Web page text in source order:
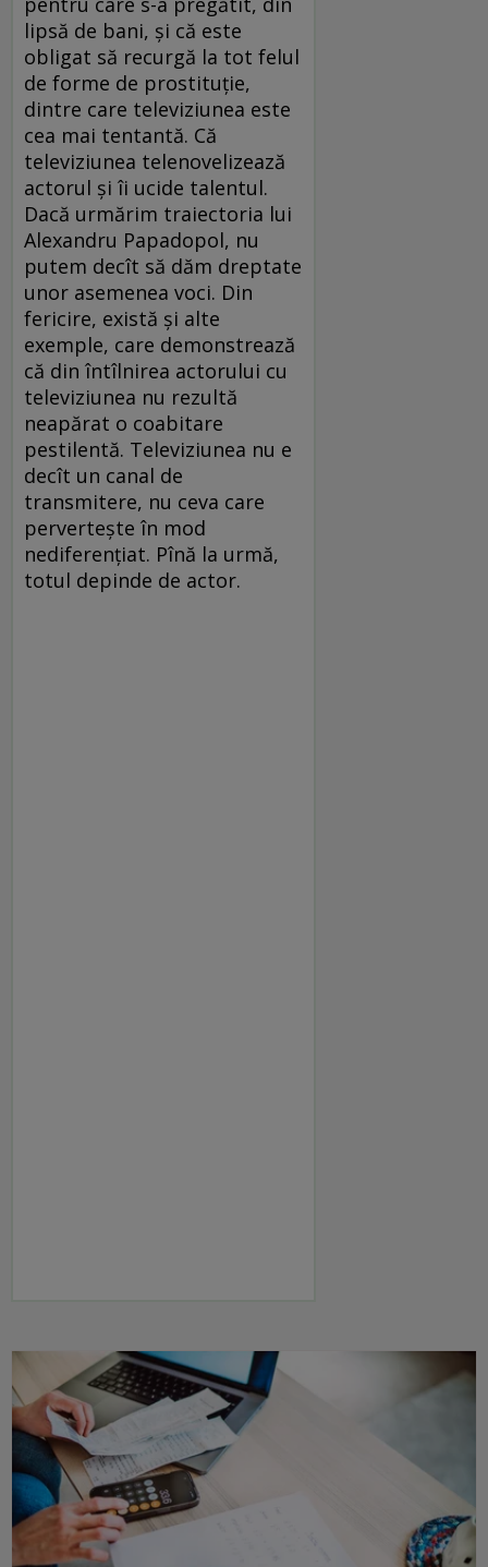
lipsă de bani, şi că este
obligat să recurgă la tot felul
de forme de prostituţie,
dintre care televiziunea este
cea mai tentantă. Că
televiziunea telenovelizează
actorul şi îi ucide talentul.
Dacă urmărim traiectoria lui
Alexandru Papadopol, nu
putem decît să dăm dreptate
unor asemenea voci. Din
fericire, există şi alte
exemple, care demonstrează
că din întîlnirea actorului cu
televiziunea nu rezultă
neapărat o coabitare
pestilentă. Televiziunea nu e
decît un canal de
transmitere, nu ceva care
perverteşte în mod
nediferenţiat. Pînă la urmă,
totul depinde de actor.